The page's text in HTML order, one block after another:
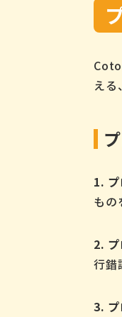
える
1.
もの
2.
行錯
3.